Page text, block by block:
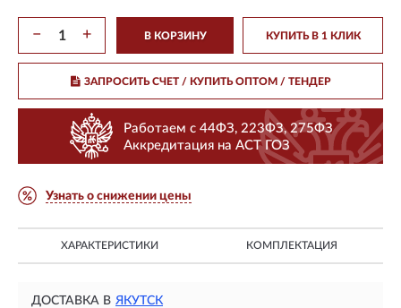
− + В КОРЗИНУ КУПИТЬ В 1 КЛИК
ЗАПРОСИТЬ СЧЕТ / КУПИТЬ ОПТОМ/ ТЕНДЕР
Работаем с 44ФЗ, 223ФЗ, 275ФЗ
Аккредитация на АСТ ГОЗ
Узнать о снижении цены
ХАРАКТЕРИСТИКИ КОМПЛЕКТАЦИЯ
ДОСТАВКА В ЯКУТСК